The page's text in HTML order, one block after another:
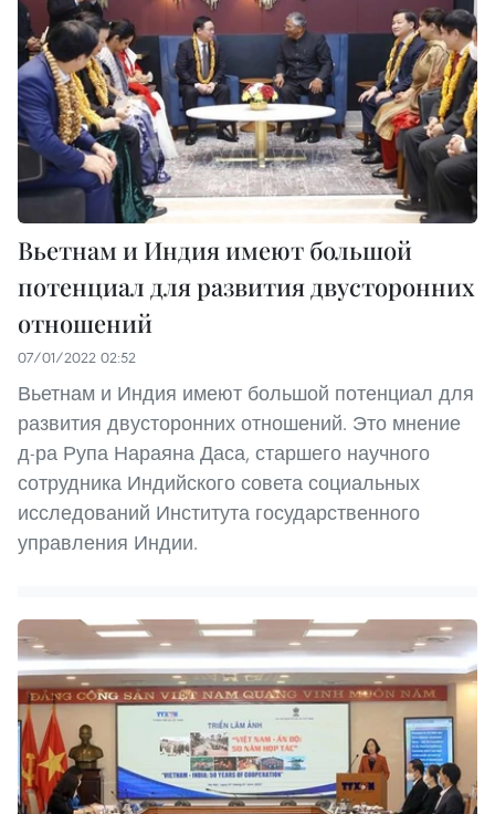
Вьетнам и Индия имеют большой
потенциал для развития двусторонних
отношений
07/01/2022 02:52
Вьетнам и Индия имеют большой потенциал для
развития двусторонних отношений. Это мнение
д-ра Рупа Нараяна Даса, старшего научного
сотрудника Индийского совета социальных
исследований Института государственного
управления Индии.